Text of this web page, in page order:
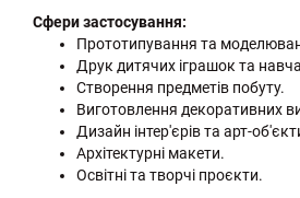
Сфери застосування:
Прототипування та
Друк дитячих іграшок та
Створення предметів побуту.
Виготовлення декоративних
Дизайн інтер'єрів та арт-
Архітектурні макети.
Освітні та творчі проєкти.